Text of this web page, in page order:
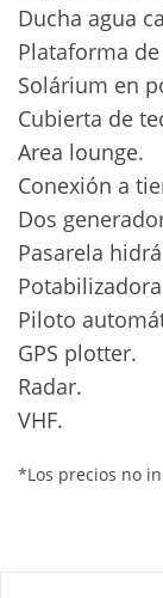
Ducha agua
Plataforma
Solárium en
Cubierta de
Area lounge.
Conexión a
Dos
Pasarela
Piloto
GPS plotter.
Radar.
VHF.
*Los precios no